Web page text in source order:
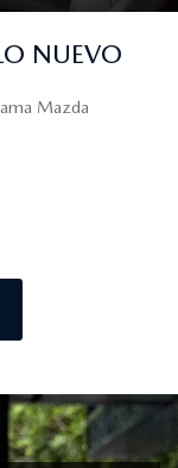
NUEVO
Mazda